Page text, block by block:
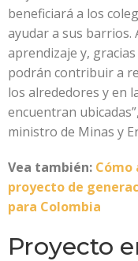
beneficiará a los
ayudar a sus barrios.
aprendizaje y,
podrán contribuir a
los alrededores y en
encuentran
ministro de Minas y
Vea también: Cómo
proyecto de
para Colombia
Proyecto